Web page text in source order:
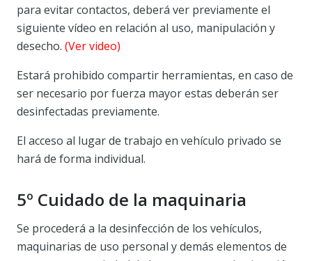
para evitar contactos, deberá ver previamente el
siguiente vídeo en relación al uso, manipulación y
desecho. (Ver video)
Estará prohibido compartir herramientas, en caso de
ser necesario por fuerza mayor estas deberán ser
desinfectadas previamente.
El acceso al lugar de trabajo en vehículo privado se
hará de forma individual.
5º Cuidado de la maquinaria
Se procederá a la desinfección de los vehículos,
maquinarias de uso personal y demás elementos de